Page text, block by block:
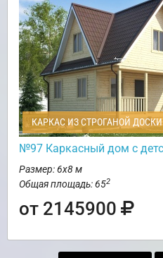
КАРКАС ИЗ СТРОГАНОЙ ДОСКИ
№97 Каркасный дом с
Размер: 6х8 м
Общая площадь: 652
от 2145900